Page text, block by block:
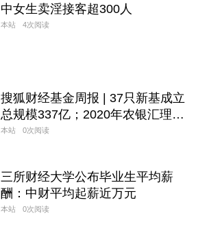
中女生卖淫接客超300人
本站 4次阅读
搜狐财经基金周报 | 37只新基成立
总规模337亿；2020年农银汇理4
产品业绩霸榜
本站 0次阅读
三所财经大学公布毕业生平均薪
酬：中财平均起薪近万元
本站 0次阅读